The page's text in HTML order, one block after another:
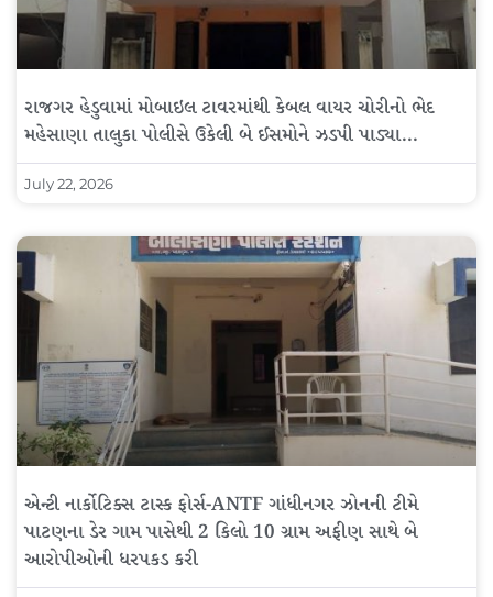
રાજગર હેડુવામાં મોબાઇલ ટાવરમાંથી કેબલ વાયર ચોરીનો ભેદ
મહેસાણા તાલુકા પોલીસે ઉકેલી બે ઈસમોને ઝડપી પાડ્યા…
July 22, 2026
એન્ટી નાર્કોટિક્સ ટાસ્ક ફોર્સ-ANTF ગાંધીનગર ઝોનની ટીમે
પાટણના ડેર ગામ પાસેથી 2 કિલો 10 ગ્રામ અફીણ સાથે બે
આરોપીઓની ધરપકડ કરી